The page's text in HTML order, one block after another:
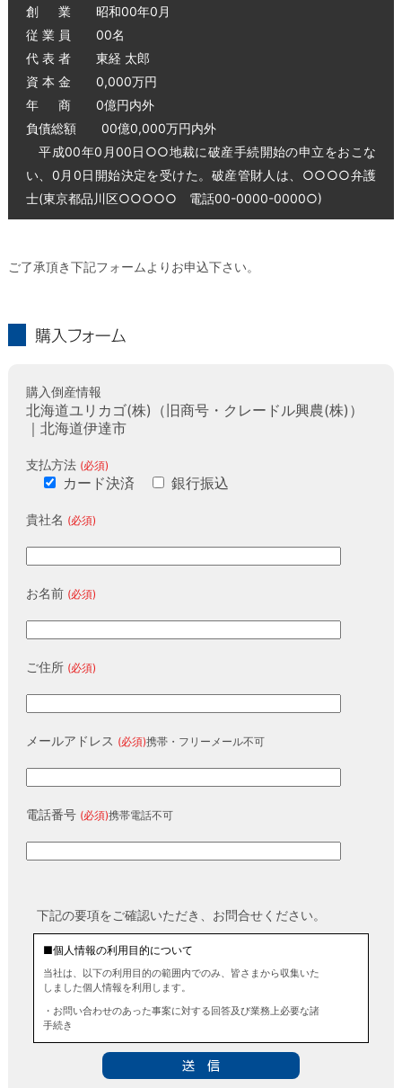
創 業 昭和00年0月
従 業 員 00名
代 表 者 東経 太郎
資 本 金 0,000万円
年 商 0億円内外
負債総額 00億0,000万円内外
平成00年0月00日○○地裁に破産手続開始の申立をおこな
い、0月0日開始決定を受けた。破産管財人は、○○○○弁護
士(東京都品川区○○○○○ 電話00-0000-0000○)
ご了承頂き下記フォームよりお申込下さい。
購入倒産情報
北海道ユリカゴ(株)（旧商号・クレードル興農(株)）
｜北海道伊達市
支払方法 (必須)
カード決済 銀行振込
貴社名 (必須)
お名前 (必須)
ご住所 (必須)
メールアドレス (必須)携帯・フリーメール不可
電話番号 (必須)携帯電話不可
下記の要項をご確認いただき、お問合せください。
■個人情報の利用目的について
当社は、以下の利用目的の範囲内でのみ、皆さまから収集いた
しました個人情報を利用します。
・お問い合わせのあった事案に対する回答及び業務上必要な諸
手続き
■個人情報の第三者提供について